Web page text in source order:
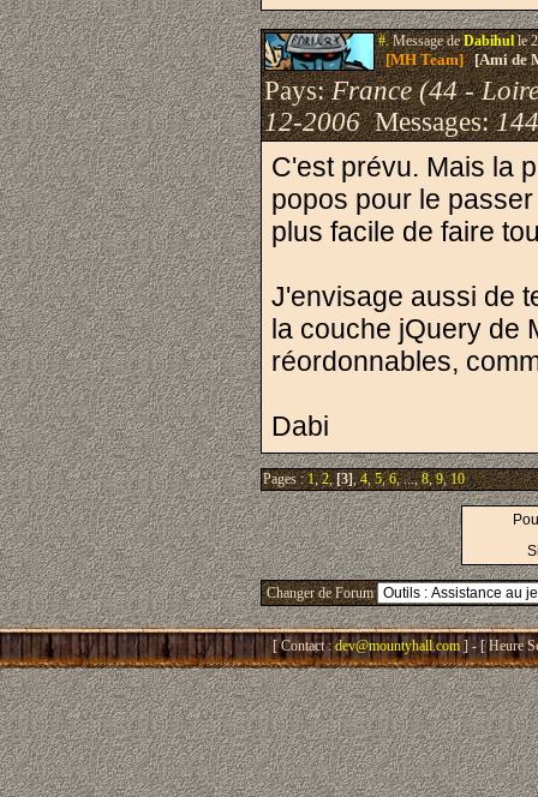
#.Message deDabihulle
[MH Team][Ami de
Pays:France (44 -
12-2006Messages:
C'est prévu. Mais la
popos pour le
plus facile de faire
J'envisage aussi de
la couche jQuery de
réordonnables,
Dabi
Pages :1,2,[3],4,5,6, ...,8,9,10
Changer de Forum
[ Contact : dev@mountyhall.com ] - [ Heure